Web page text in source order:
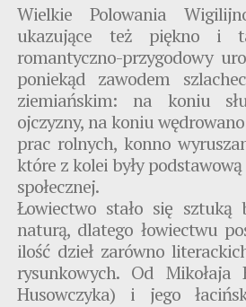
Wielkie Polowania
ukazujące też piękno i
romantyczno-przygodowy
poniekąd zawodem
ziemiańskim: na koniu
ojczyzny, na koniu
prac rolnych, konno
które z kolei były
społecznej.
Łowiectwo stało się sztuką
naturą, dlatego łowiectwu
ilość dzieł zarówno
rysunkowych. Od Mikołaja
Husowczyka) i jego